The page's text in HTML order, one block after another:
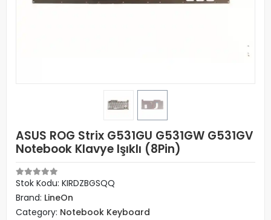
ASUS ROG Strix G531GU G531GW G531GV
Notebook Klavye Işıklı (8Pin)
Stok Kodu: KIRDZBGSQQ
Brand: LineOn
Category: Notebook Keyboard